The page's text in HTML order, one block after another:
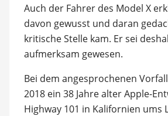
Auch der Fahrer des Model X
davon gewusst und daran
kritische Stelle kam. Er sei
aufmerksam gewesen.
Bei dem angesprochenen
2018 ein 38 Jahre alter Apple-
Highway 101 in Kalifornien ums